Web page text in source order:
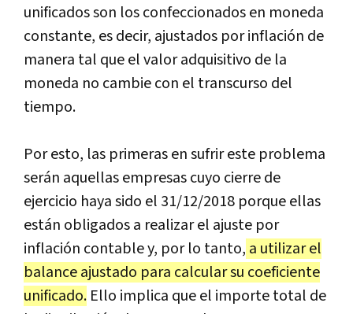
unificados son los confeccionados en moneda
constante, es decir, ajustados por inflación de
manera tal que el valor adquisitivo de la
moneda no cambie con el transcurso del
tiempo.
Por esto, las primeras en sufrir este problema
serán aquellas empresas cuyo cierre de
ejercicio haya sido el 31/12/2018 porque ellas
están obligados a realizar el ajuste por
inflación contable y, por lo tanto, a utilizar el
balance ajustado para calcular su coeficiente
unificado. Ello implica que el importe total de